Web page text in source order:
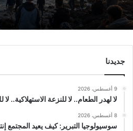
جديدنا
9 أغسطس، 2026
لا لهدر الطعام.. لا للنزعة الاستهلاكية.. لا
8 أغسطس، 2026
سوسيولوجيا التبرير: كيف يعيد المجتمع